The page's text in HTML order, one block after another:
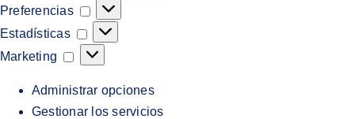
Preferencias
Preferencias
Estadísticas
Estadísticas
Marketing
Marketing
Administrar opciones
Gestionar los servicios